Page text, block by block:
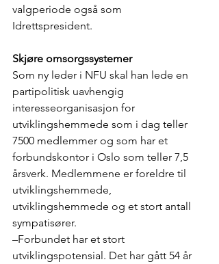
valgperiode også som
Idrettspresident.
Skjøre omsorgssystemer
Som ny leder i NFU skal han lede en
partipolitisk uavhengig
interesseorganisasjon for
utviklingshemmede som i dag teller
7500 medlemmer og som har et
forbundskontor i Oslo som teller 7,5
årsverk. Medlemmene er foreldre til
utviklingshemmede,
utviklingshemmede og et stort antall
sympatisører.
–Forbundet har et stort
utviklingspotensial. Det har gått 54 år